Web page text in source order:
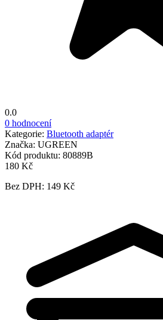
0.0
0 hodnocení
Kategorie: Bluetooth adaptér
Značka: UGREEN
Kód produktu: 80889B
180 Kč
Bez DPH: 149 Kč